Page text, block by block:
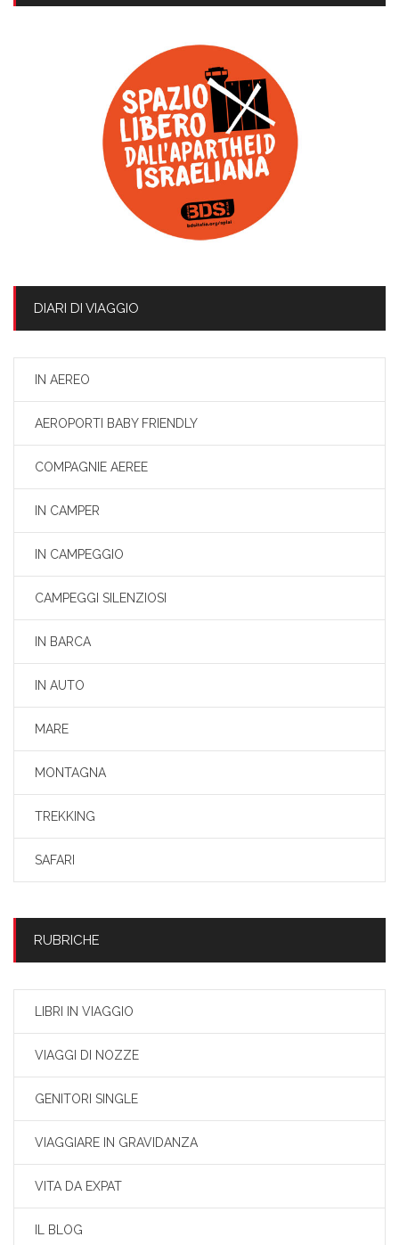
DIARI DI VIAGGIO
IN AEREO
AEROPORTI BABY FRIENDLY
COMPAGNIE AEREE
IN CAMPER
IN CAMPEGGIO
CAMPEGGI SILENZIOSI
IN BARCA
IN AUTO
MARE
MONTAGNA
TREKKING
SAFARI
RUBRICHE
LIBRI IN VIAGGIO
VIAGGI DI NOZZE
GENITORI SINGLE
VIAGGIARE IN GRAVIDANZA
VITA DA EXPAT
IL BLOG